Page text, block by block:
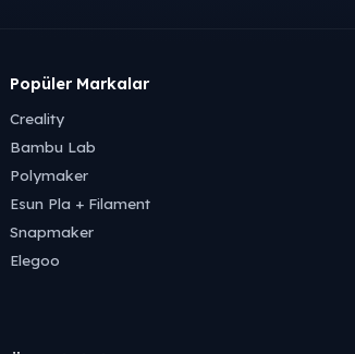
Popüler Markalar
Creality
Bambu Lab
Polymaker
Esun Pla + Filament
Snapmaker
Elegoo